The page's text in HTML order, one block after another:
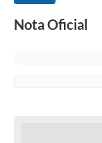
Nota Oficial